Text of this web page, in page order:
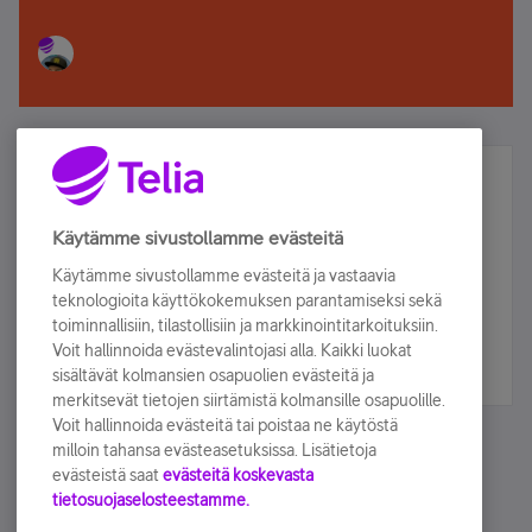
Älä jää paitsi – osallistu ja voita!
Tilaa Telian uutiskirje ja olet mukana arvonnassa.
sähköpostiisi.
Tilaa nyt
Käytämme sivustollamme evästeitä
Käytämme sivustollamme evästeitä ja vastaavia
teknologioita käyttökokemuksen parantamiseksi sekä
toiminnallisiin, tilastollisiin ja markkinointitarkoituksiin.
Voit hallinnoida evästevalintojasi alla. Kaikki luokat
sisältävät kolmansien osapuolien evästeitä ja
merkitsevät tietojen siirtämistä kolmansille osapuolille.
Voit hallinnoida evästeitä tai poistaa ne käytöstä
milloin tahansa evästeasetuksissa. Lisätietoja
evästeistä saat evästeitä koskevasta
tietosuojaselosteestamme.